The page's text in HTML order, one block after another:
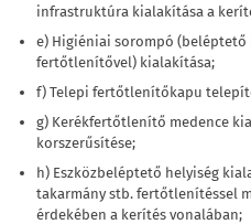
infrastruktúra kialakítása a
e) Higiéniai sorompó (beléptető
fertőtlenítővel) kialakítása;
f) Telepi fertőtlenítőkapu
g) Kerékfertőtlenítő medence
korszerűsítése;
h) Eszközbeléptető helyiség
takarmány stb. fertőtlenítéssel
érdekében a kerítés vonalában;